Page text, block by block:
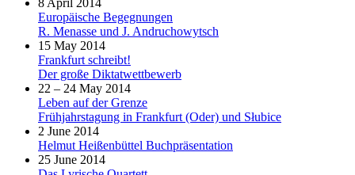
Europäische Begegnungen
R. Menasse und J. Andruchowytsch
15 May 2014
Frankfurt schreibt!
Der große Diktatwettbewerb
22 – 24 May 2014
Leben auf der Grenze
Frühjahrstagung in Frankfurt (Oder) und Słubice
2 June 2014
Helmut Heißenbüttel Buchpräsentation
25 June 2014